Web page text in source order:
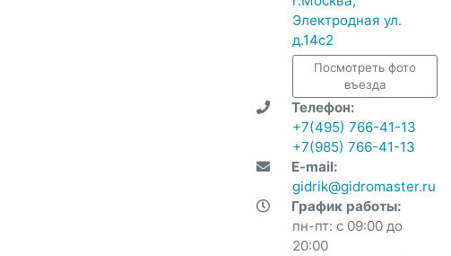
Электродная ул.
д.14с2
Посмотреть фото
въезда
Телефон:
+7(495) 766-41-13
+7(985) 766-41-13
E-mail:
gidrik@gidromaster.ru
График работы:
пн-пт: с 09:00 до
20:00